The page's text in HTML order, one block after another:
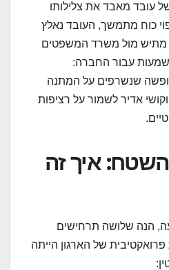
עובד מאבד את צלילותו
כוח מתמשך, העובד נאלץ
מתיש מול משרד המשפטים
עבור החברה:
חופשה שנשרפים על המתנה
אדיר לשמור על רציפות
איך זה
הנה שלושה תרחישים
של הארגון הייתה